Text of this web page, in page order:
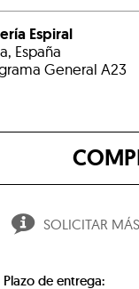
Espiral
España
General A23
SOLICITAR
Plazo de entrega: